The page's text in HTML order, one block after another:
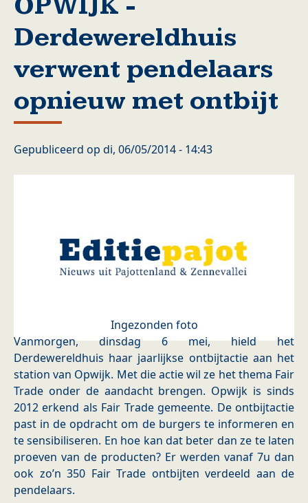
Derdewereldhuis
verwent pendelaars
opnieuw met ontbijt
Gepubliceerd op di, 06/05/2014 - 14:43
Ingezonden foto
Vanmorgen, dinsdag 6 mei, hield het
Derdewereldhuis haar jaarlijkse ontbijtactie aan het
station van Opwijk. Met die actie wil ze het thema Fair
Trade onder de aandacht brengen. Opwijk is sinds
2012 erkend als Fair Trade gemeente. De ontbijtactie
past in de opdracht om de burgers te informeren en
te sensibiliseren. En hoe kan dat beter dan ze te laten
proeven van de producten? Er werden vanaf 7u dan
ook zo’n 350 Fair Trade ontbijten verdeeld aan de
pendelaars.